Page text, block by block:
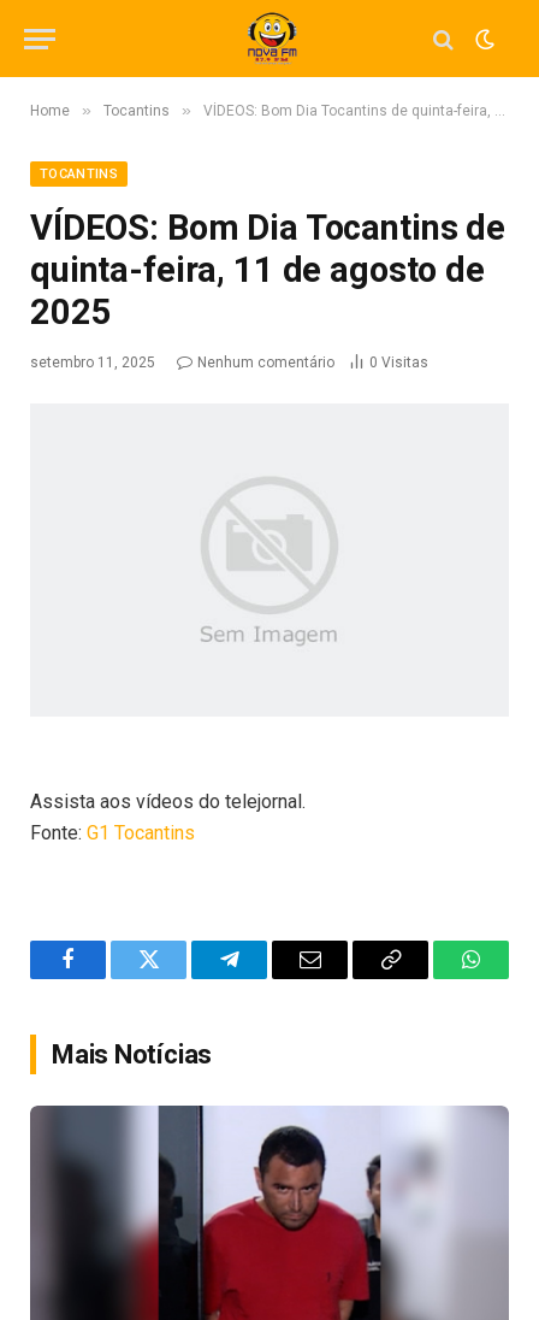
Home » Tocantins » VÍDEOS: Bom Dia Tocantins de quinta-feira, 11 de agosto de 2025
TOCANTINS
VÍDEOS: Bom Dia Tocantins de
quinta-feira, 11 de agosto de
2025
setembro 11, 2025 Nenhum comentário 0 Visitas
Assista aos vídeos do telejornal.
Fonte: G1 Tocantins
FacebookTwitter TelegramEmail
Copy
Mais Notícias